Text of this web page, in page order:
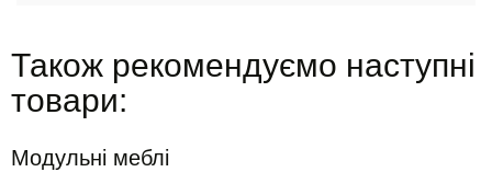
Також рекомендуємо наступні
товари:
Модульні меблі